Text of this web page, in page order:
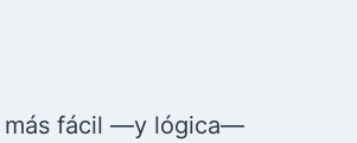
más fácil —y lógica—